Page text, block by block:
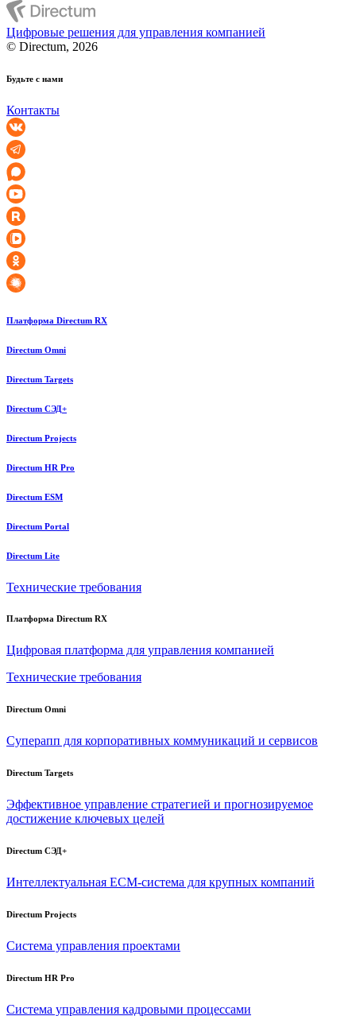
Цифровые решения для управления компанией
© Directum, 2026
Будьте с нами
Контакты
Платформа Directum RX
Directum Omni
Directum Targets
Directum СЭД+
Directum Projects
Directum HR Pro
Directum ESM
Directum Portal
Directum Lite
Технические требования
Платформа Directum RX
Цифровая платформа для управления компанией
Технические требования
Directum Omni
Суперапп для корпоративных коммуникаций и сервисов
Directum Targets
Эффективное управление стратегией и прогнозируемое
достижение ключевых целей
Directum СЭД+
Интеллектуальная ECM-система для крупных компаний
Directum Projects
Система управления проектами
Directum HR Pro
Система управления кадровыми процессами